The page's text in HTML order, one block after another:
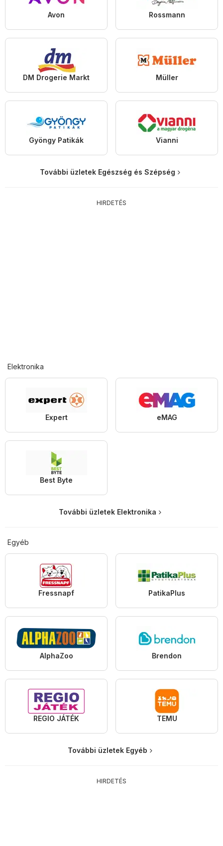
Avon Rossmann
DM Drogerie Markt Müller
Gyöngy Patikák Vianni
További üzletek Egészség és Szépség
HIRDETÉS
Elektronika
Expert eMAG
Best Byte
További üzletek Elektronika
Egyéb
Fressnapf PatikaPlus
AlphaZoo Brendon
REGIO JÁTÉK TEMU
További üzletek Egyéb
HIRDETÉS